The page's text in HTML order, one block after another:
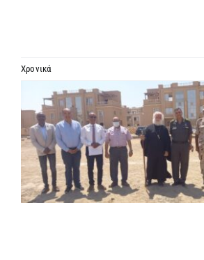
MEDIA
ΕΝΗΜΕΡΩΣΗ
ΣΥΝΔΕΣΕΙΣ
Χρονικά
Προβολή
μεγαλύτερης
εικόνας